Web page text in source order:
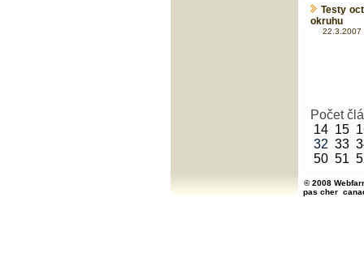
Testy
okruhu
22.3.2007
Počet
14 15
32 33
50 51
© 2008
pas cher